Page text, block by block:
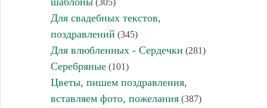
(305)
Для свадебных текстов,
поздравлений (345)
Для влюбленных - Сердечки (281)
Серебряные(101)
Цветы, пишем поздравления,
вставляем фото, пожелания(387)